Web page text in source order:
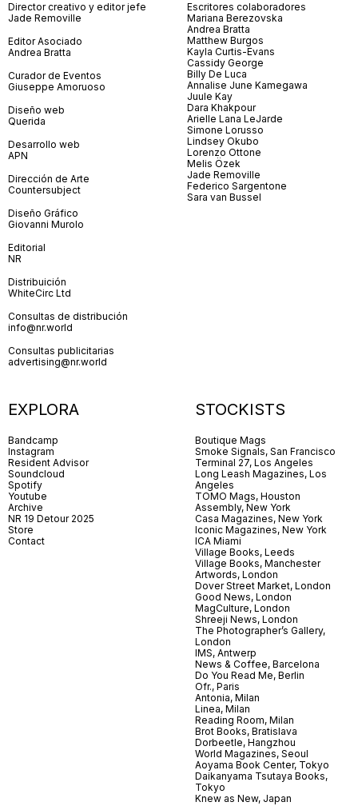
Director creativo y editor jefe
Jade Removille
Editor Asociado
Andrea Bratta
Curador de Eventos
Giuseppe Amoruoso
Diseño web
Querida
Desarrollo web
APN
Dirección de Arte
Countersubject
Diseño Gráfico
Giovanni Murolo
Editorial
NR
Distribuición
WhiteCirc Ltd
Consultas de distribución
info@nr.world
Consultas publicitarias
advertising@nr.world
Escritores colaboradores
Mariana Berezovska
Andrea Bratta
Matthew Burgos
Kayla Curtis-Evans
Cassidy George
Billy De Luca
Annalise June Kamegawa
Juule Kay
Dara Khakpour
Arielle Lana LeJarde
Simone Lorusso
Lindsey Okubo
Lorenzo Ottone
Melis Özek
Jade Removille
Federico Sargentone
Sara van Bussel
EXPLORA
Bandcamp
Instagram
Resident Advisor
Soundcloud
Spotify
Youtube
Archive
NR 19 Detour 2025
Store
Contact
STOCKISTS
Boutique Mags
Smoke Signals, San Francisco
Terminal 27, Los Angeles
Long Leash Magazines, Los
Angeles
TOMO Mags, Houston
Assembly, New York
Casa Magazines, New York
Iconic Magazines, New York
ICA Miami
Village Books, Leeds
Village Books, Manchester
Artwords, London
Dover Street Market, London
Good News, London
MagCulture, London
Shreeji News, London
The Photographer’s Gallery,
London
IMS, Antwerp
News & Coffee, Barcelona
Do You Read Me, Berlin
Ofr., Paris
Antonia, Milan
Linea, Milan
Reading Room, Milan
Brot Books, Bratislava
Dorbeetle, Hangzhou
World Magazines, Seoul
Aoyama Book Center, Tokyo
Daikanyama Tsutaya Books,
Tokyo
Knew as New, Japan